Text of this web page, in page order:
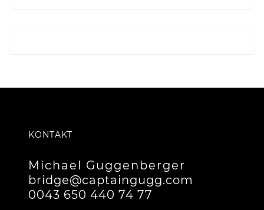
KONTAKT
Michael Guggenberger
bridge@captaingugg.com
0043 650 440 74 77